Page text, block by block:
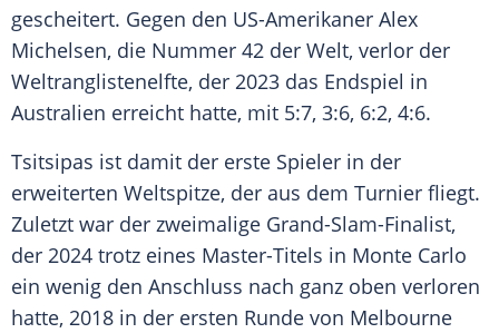
gescheitert. Gegen den US-Amerikaner Alex
Michelsen, die Nummer 42 der Welt, verlor der
Weltranglistenelfte, der 2023 das Endspiel in
Australien erreicht hatte, mit 5:7, 3:6, 6:2, 4:6.
Tsitsipas ist damit der erste Spieler in der
erweiterten Weltspitze, der aus dem Turnier fliegt.
Zuletzt war der zweimalige Grand-Slam-Finalist,
der 2024 trotz eines Master-Titels in Monte Carlo
ein wenig den Anschluss nach ganz oben verloren
hatte, 2018 in der ersten Runde von Melbourne